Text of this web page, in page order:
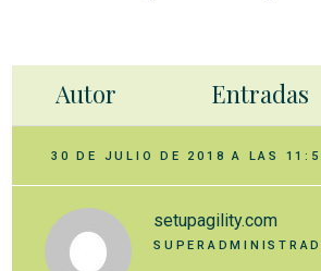
Autor Entradas
30 DE JULIO DE 2018 A LAS
setupagility.com